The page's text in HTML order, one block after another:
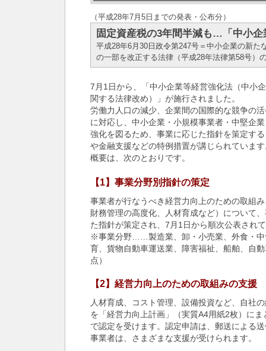
（平成28年7月5日までの発表・公布分）
固定資産税の3年間半減も…「中小
平成28年6月30日政令第247号＝中小企業の新た
の一部を改正する法律（平成28年法律第58号）
7月1日から、「中小企業等経営強化法（中小
関する法律改め）」が施行されました。
労働力人口の減少、企業間の国際的な競争の
に対応し、中小企業・小規模事業者・中堅企
強化を図るため、事業に応じた指針を策定す
や金融支援などの特例措置が講じられていま
概要は、次のとおりです。
【1】事業分野別指針の策定
事業者が行なうべき経営力向上のための取組
財務管理の高度化、人材育成など）について
た指針が策定され、7月1日から順次公表され
※事業分野……製造業、卸・小売業、外食・中
育、貨物自動車運送業、障害福祉、船舶、自
点）
【2】経営力向上のための取組みの支援
人材育成、コスト管理、設備投資など、自社
を「経営力向上計画」（実質A4用紙2枚）に
で認定を受けます。認定申請は、郵送による
事業者は、さまざまな支援が受けられます。